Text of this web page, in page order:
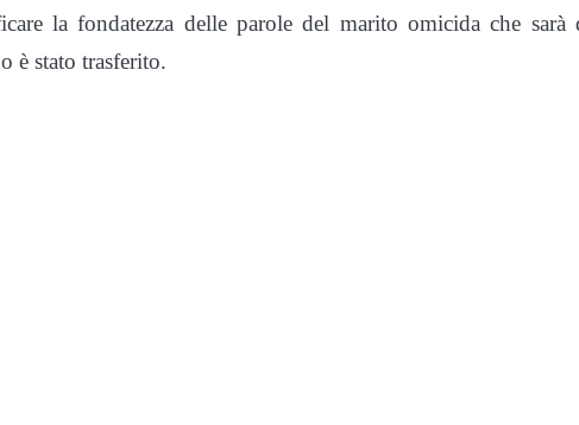
la fondatezza delle parole del marito omicida che
è stato trasferito.